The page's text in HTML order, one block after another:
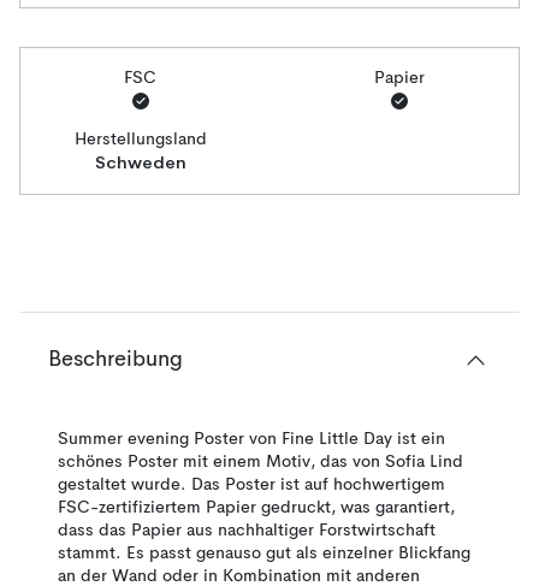
FSC Papier
Herstellungsland
Schweden
Beschreibung
Summer evening Poster von Fine Little Day ist ein
schönes Poster mit einem Motiv, das von Sofia Lind
gestaltet wurde. Das Poster ist auf hochwertigem
FSC-zertifiziertem Papier gedruckt, was garantiert,
dass das Papier aus nachhaltiger Forstwirtschaft
stammt. Es passt genauso gut als einzelner Blickfang
an der Wand oder in Kombination mit anderen